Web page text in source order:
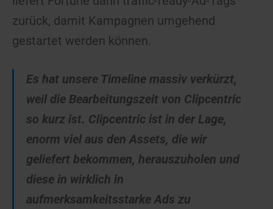
zurück, damit Kampagnen umgehend
gestartet werden können.
Es hat unsere Timeline massiv verkürzt,
weil die Bearbeitungszeit von Clipcentric
so kurz ist. Clipcentric ist in der Lage,
enorm viel aus den Assets, die wir
geliefert bekommen, herauszuholen und
diese in wirklich in
aufmerksamkeitsstarke Ads zu